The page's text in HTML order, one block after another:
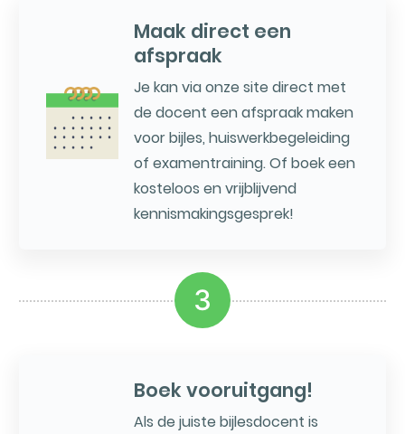
Maak direct een
afspraak
Je kan via onze site direct met
de docent een afspraak maken
voor bijles, huiswerkbegeleiding
of examentraining. Of boek een
kosteloos en vrijblijvend
kennismakingsgesprek!
3
Boek vooruitgang!
Als de juiste bijlesdocent is